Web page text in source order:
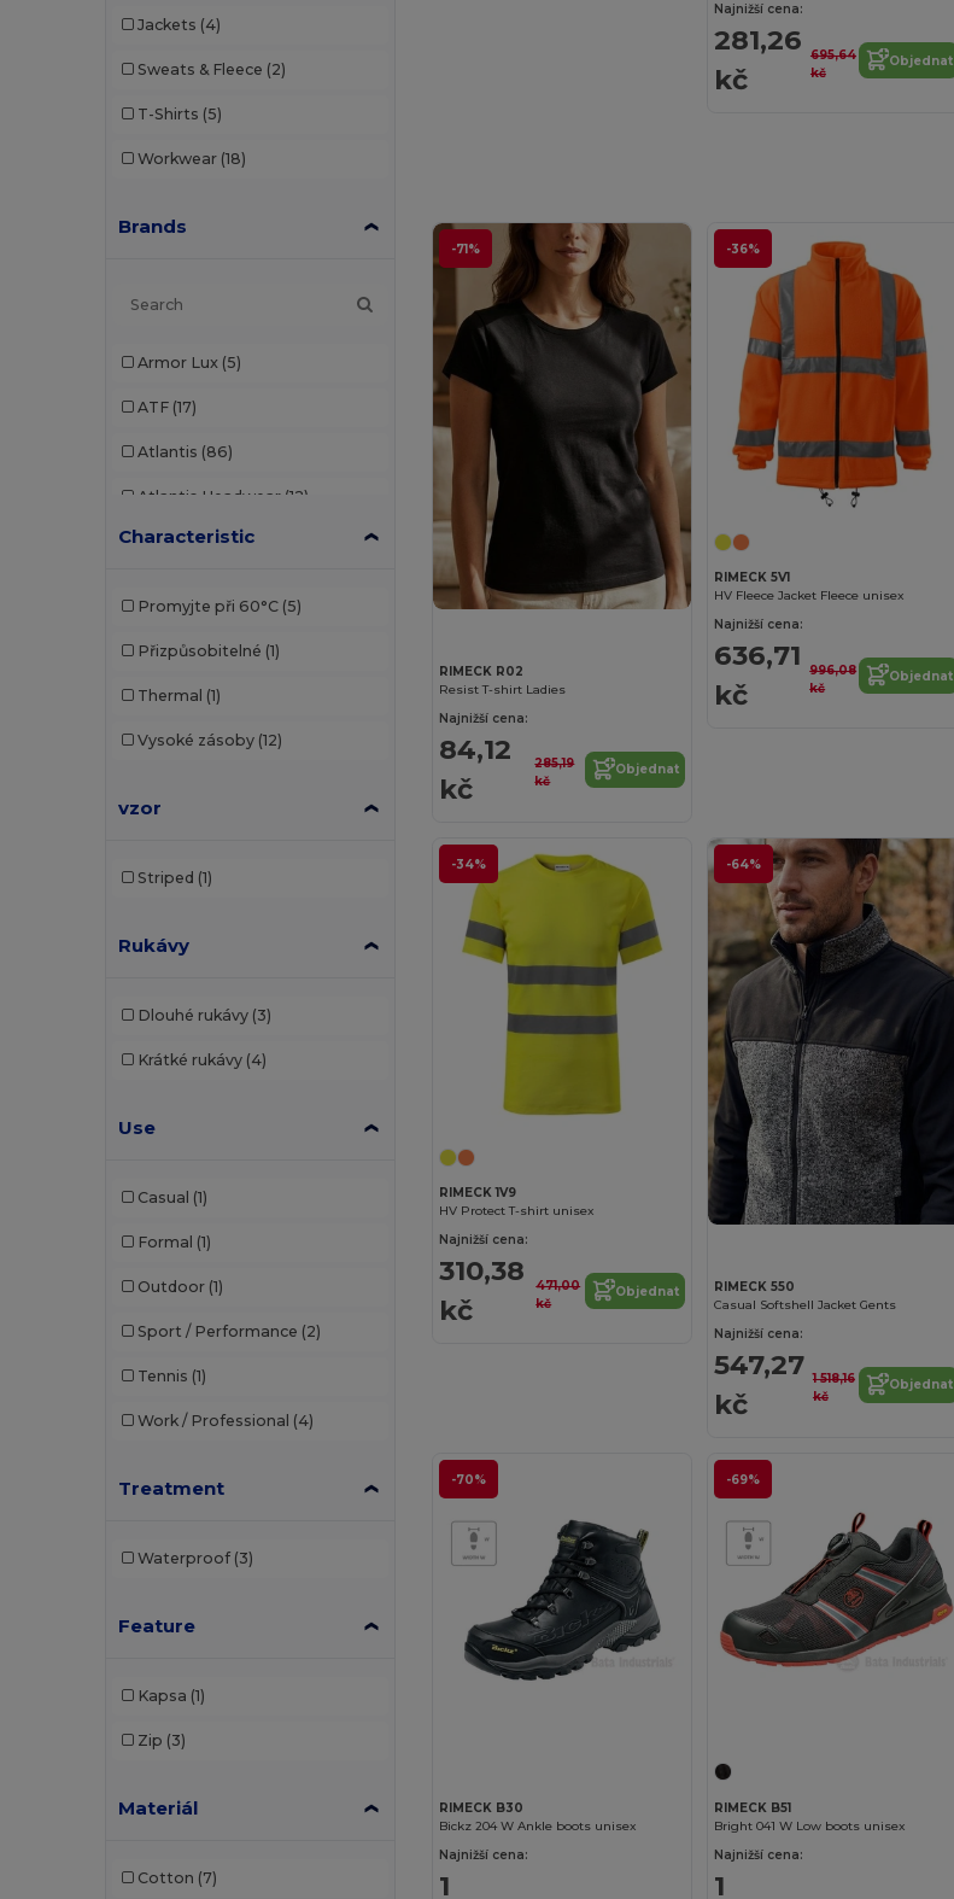
Jackets (4)
Sweats & Fleece (2)
T-Shirts (5)
Workwear (18)
Brands
Armor Lux (5)
ATF (17)
Atlantis (86)
Atlantis Headwear (12)
AWDis (22)
Bagbase
Black&Match
CamelBak
Case Logic
Caterpillar
CG International
Cherokee
Chipolo (2)
Crocs
Dickies Medical
Elevate (25)
Elevate Essentials
EXCD by Promodoro
Characteristic
Promyjte při 60°C (5)
Přizpůsobitelné (1)
Thermal (1)
Vysoké zásoby (12)
vzor
Striped (1)
Rukávy
Dlouhé rukávy (3)
Krátké rukávy (4)
Use
Casual (1)
Formal (1)
Outdoor (1)
Sport / Performance (2)
Tennis (1)
Work / Professional (4)
Treatment
Waterproof (3)
Feature
Kapsa (1)
Zip (3)
Materiál
Cotton (7)
Najnižší cena:
281,26
kč
695,64
kč
Objednat
-71%
RIMECK R02
Resist T-shirt Ladies
Najnižší cena:
84,12
kč
285,19
kč
Objednat
-36%
RIMECK 5V1
HV Fleece Jacket Fleece unisex
Najnižší cena:
636,71
kč
996,08
kč
Objednat
-34%
RIMECK 1V9
HV Protect T-shirt unisex
Najnižší cena:
310,38
kč
471,00
kč
Objednat
-64%
RIMECK 550
Casual Softshell Jacket Gents
Najnižší cena:
547,27
kč
1 518,16
kč
Objednat
-70%
RIMECK B30
Bickz 204 W Ankle boots unisex
Najnižší cena:
1
-69%
RIMECK B51
Bright 041 W Low boots unisex
Najnižší cena:
1